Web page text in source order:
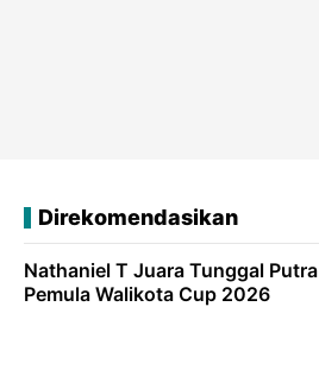
Direkomendasikan
Nathaniel T Juara Tunggal Putra
Pemula Walikota Cup 2026